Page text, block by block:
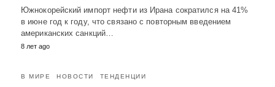
Южнокорейский импорт нефти из Ирана сократился на 41%
в июне год к году, что связано с повторным введением
американских санкций…
8 лет ago
В МИРЕ НОВОСТИ ТЕНДЕНЦИИ